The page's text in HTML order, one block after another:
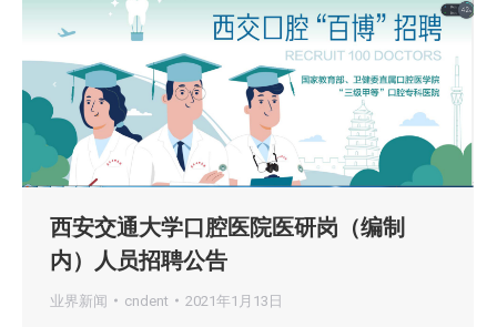
西安交通大学口腔医院医研岗（编制
内）人员招聘公告
业界新闻 cndent 2021年1月13日